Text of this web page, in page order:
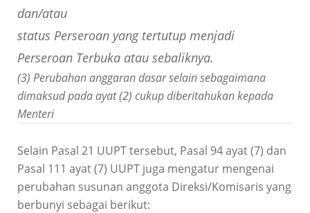
dan/atau
status Perseroan yang tertutup menjadi
Perseroan Terbuka atau sebaliknya.
(3) Perubahan anggaran dasar selain sebagaimana
dimaksud pada ayat (2) cukup diberitahukan kepada
Menteri
Selain Pasal 21 UUPT tersebut, Pasal 94 ayat (7) dan
Pasal 111 ayat (7) UUPT juga mengatur mengenai
perubahan susunan anggota Direksi/Komisaris yang
berbunyi sebagai berikut: